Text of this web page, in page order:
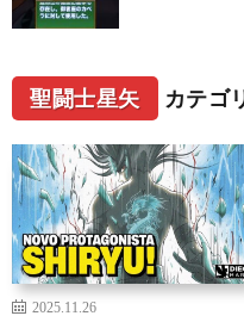
聖闘士星矢 カテゴ
2025.11.26